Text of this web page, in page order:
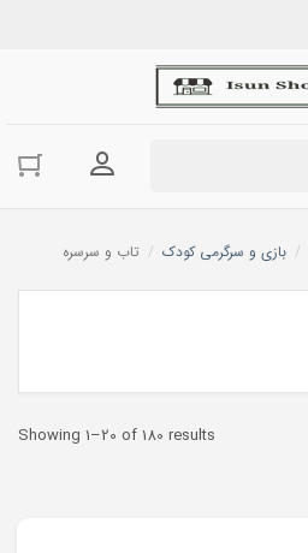
ورود به
/ بازی و سرگرمی کودک / تاب و سرسره
Showing 1–20 of 180 results